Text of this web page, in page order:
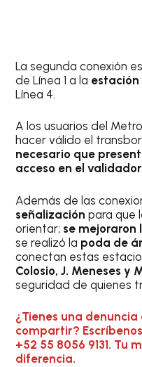
La segunda conexión
de Línea 1 a la
Línea 4.
A los usuarios del
hacer válido el
necesario que
acceso en el
Además de las
señalización para que
orientar; se
se realizó la poda de
conectan estas
Colosio, J. Meneses y
seguridad de quienes
¿Tienes una
compartir?
+52 55 8056 9131. Tu
diferencia.